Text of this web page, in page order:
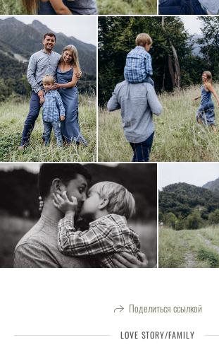
Поделиться ссылкой
LOVE STORY/FAMILY